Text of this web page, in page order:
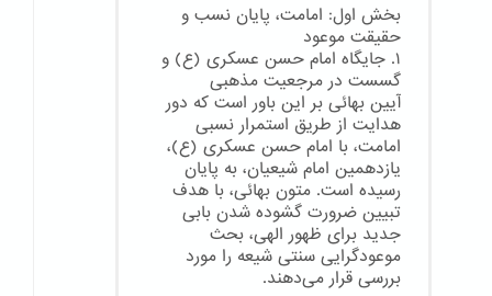
بخش اول: امامت، پایان نسب و
حقیقت موعود
۱. جایگاه امام حسن عسکری (ع) و
گسست در مرجعیت مذهبی
آیین بهائی بر این باور است که دور
هدایت از طریق استمرار نسبی
امامت، با امام حسن عسکری (ع)،
یازدهمین امام شیعیان، به پایان
رسیده است. متون بهائی، با هدف
تبیین ضرورت گشوده شدن بابی
جدید برای ظهور الهی، بحث
موعودگرایی سنتی شیعه را مورد
بررسی قرار می‌دهند.